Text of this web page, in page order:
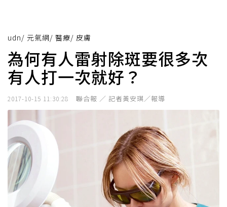
udn/ 元氣網/ 醫療/ 皮膚
為何有人雷射除斑要很多次
有人打一次就好？
2017-10-15 11:30:28 聯合報 ／ 記者黃安琪／報導